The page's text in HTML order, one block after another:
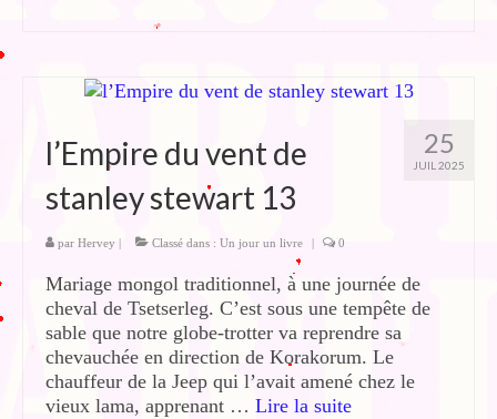
25
JUIL 2025
l’Empire du vent de
stanley stewart 13
par Hervey Classé dans : Un jour un livre 0
Mariage mongol traditionnel, à une journée de
cheval de Tsetserleg. C’est sous une tempête de
sable que notre globe-trotter va reprendre sa
chevauchée en direction de Korakorum. Le
chauffeur de la Jeep qui l’avait amené chez le
vieux lama, apprenant … Lire la suite­­